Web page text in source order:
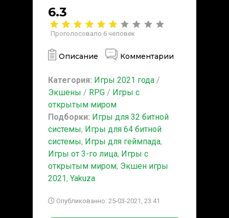
6.3
Проголосовало 6 человек
Описание Комментарии
Категория: Игры 2021 года /
Экшены / RPG / Игры с
открытым миром
Подборки: Игры для 32 битной
системы, Игры для 64 битной
системы, Игры для геймпада,
Игры от 3-го лица, Игры с
открытым миром, Экшен игры
2021, Yakuza
Опубликованно: 25-03-2021, 23:41